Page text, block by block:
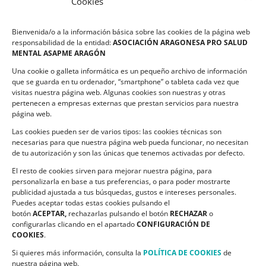
Bienvenida/o a la información básica sobre las cookies de la página web
responsabilidad de la entidad:ASOCIACIÓN ARAGONESA PRO SALUD
MENTAL ASAPME ARAGÓN
Una cookie o galleta informática es un pequeño archivo de información
que se guarda en tu ordenador, “smartphone” o tableta cada vez que
visitas nuestra página web. Algunas cookies son nuestras y otras
pertenecen a empresas externas que prestan servicios para nuestra
página web.
Las cookies pueden ser de varios tipos: las cookies técnicas son
necesarias para que nuestra página web pueda funcionar, no necesitan
de tu autorización y son las únicas que tenemos activadas por defecto.
El resto de cookies sirven para mejorar nuestra página, para
personalizarla en base a tus preferencias, o para poder mostrarte
publicidad ajustada a tus búsquedas, gustos e intereses personales.
Puedes aceptar todas estas cookies pulsando el
botónACEPTAR, rechazarlas pulsando el botón RECHAZARo
configurarlas clicando en el apartadoCONFIGURACIÓN DE
COOKIES.
Si quieres más información, consulta la POLÍTICA DE COOKIESde
nuestra página web.
Política de privacidad
Compromiso de Protección de Datos
Política de Cookies
CONTACTO
C/ Ciudadela s/n. Parque Delicias.
50017 Zaragoza
Teléfono:976 532 499
Email:asapme@asapme.org